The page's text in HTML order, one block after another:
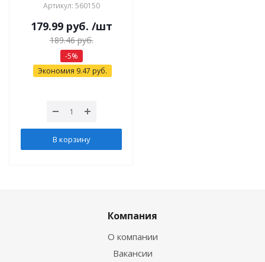
Артикул: 560150
179.99руб. /шт
189.46руб.
-5%
Экономия 9.47 руб.
В корзину
Компания
О компании
Вакансии